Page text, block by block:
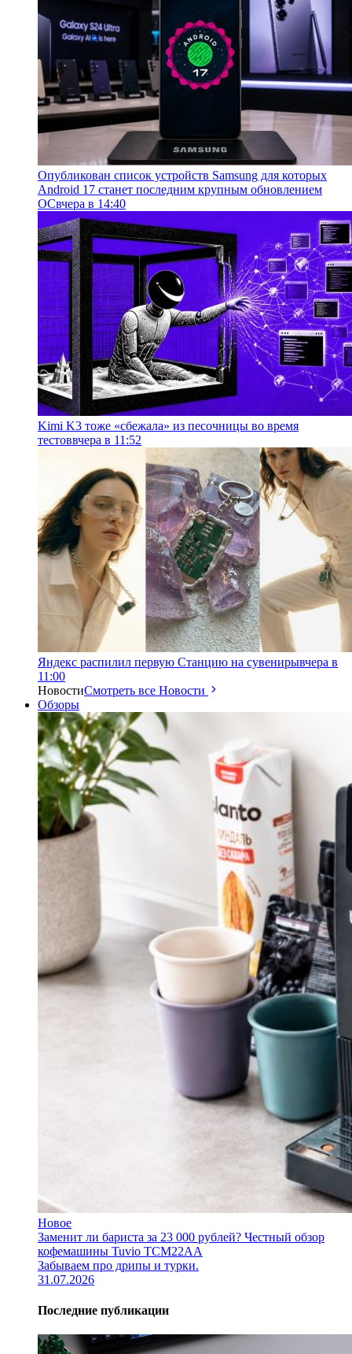
Опубликован список устройств Samsung для которых
Android 17 станет последним крупным обновлением
ОСвчера в 14:40
Kimi K3 тоже «сбежала» из песочницы во время
тестоввчера в 11:52
Яндекс распилил первую Станцию на сувенирывчера в
11:00
НовостиСмотреть все Новости
Обзоры
Новое
Заменит ли бариста за 23 000 рублей? Честный обзор
кофемашины Tuvio TCM22AA
Забываем про дрипы и турки.
31.07.2026
Последние публикации